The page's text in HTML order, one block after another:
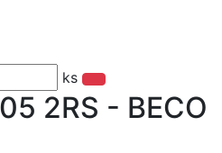
ks
2RS - BECO